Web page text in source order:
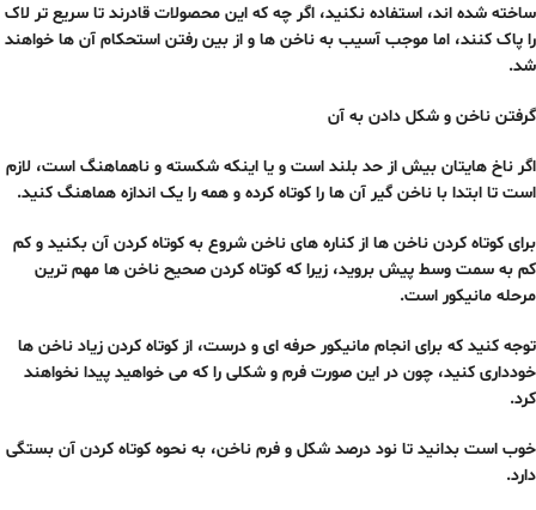
ساخته شده اند، استفاده نکنید، اگر چه که این محصولات قادرند تا سریع تر لاک
را پاک کنند، اما موجب آسیب به ناخن ها و از بین رفتن استحکام آن ها خواهند
شد.
گرفتن ناخن و شکل دادن به آن
اگر ناخ هایتان بیش از حد بلند است و یا اینکه شکسته و ناهماهنگ است، لازم
است تا ابتدا با ناخن گیر آن ها را کوتاه کرده و همه را یک اندازه هماهنگ کنید.
برای کوتاه کردن ناخن ها از کناره های ناخن شروع به کوتاه کردن آن بکنید و کم
کم به سمت وسط پیش بروید، زیرا که کوتاه کردن صحیح ناخن ها مهم ترین
مرحله مانیکور است.
توجه کنید که برای انجام مانیکور حرفه ای و درست، از کوتاه کردن زیاد ناخن ها
خودداری کنید، چون در این صورت فرم و شکلی را که می خواهید پیدا نخواهند
کرد.
خوب است بدانید تا نود درصد شکل و فرم ناخن، به نحوه کوتاه کردن آن بستگی
دارد.